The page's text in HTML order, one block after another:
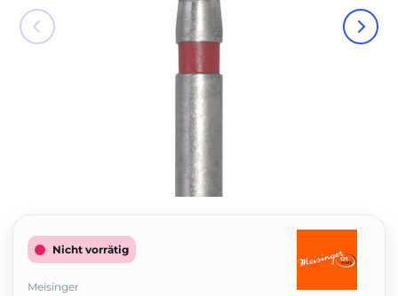
Nicht vorrätig
Meisinger